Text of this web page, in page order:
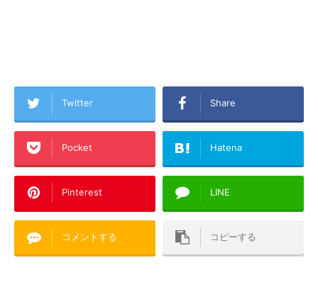
Twitter Share
Pocket Hatena
Pinterest LINE
コメントする コピーする